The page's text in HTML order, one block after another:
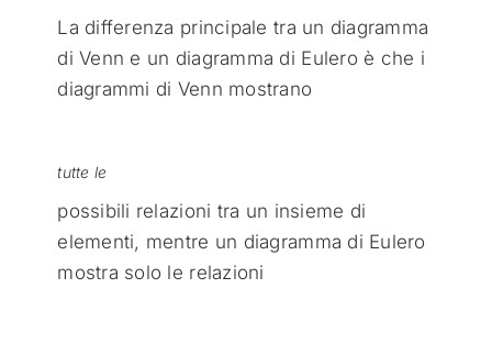
La differenza principale tra un diagramma
di Venn e un diagramma di Eulero è che i
diagrammi di Venn mostrano
tutte le
possibili relazioni tra un insieme di
elementi, mentre un diagramma di Eulero
mostra solo le relazioni